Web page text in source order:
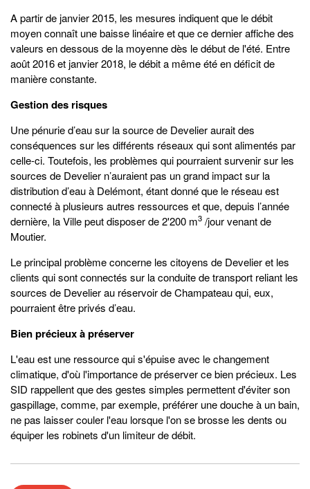
A partir de janvier 2015, les mesures indiquent que le débit
moyen connaît une baisse linéaire et que ce dernier affiche des
valeurs en dessous de la moyenne dès le début de l'été. Entre
août 2016 et janvier 2018, le débit a même été en déficit de
manière constante.
Gestion des risques
Une pénurie d’eau sur la source de Develier aurait des
conséquences sur les différents réseaux qui sont alimentés par
celle-ci. Toutefois, les problèmes qui pourraient survenir sur les
sources de Develier n’auraient pas un grand impact sur la
distribution d’eau à Delémont, étant donné que le réseau est
connecté à plusieurs autres ressources et que, depuis l’année
dernière, la Ville peut disposer de 2'200 m3 /jour venant de
Moutier.
Le principal problème concerne les citoyens de Develier et les
clients qui sont connectés sur la conduite de transport reliant les
sources de Develier au réservoir de Champateau qui, eux,
pourraient être privés d’eau.
Bien précieux à préserver
L'eau est une ressource qui s'épuise avec le changement
climatique, d'où l'importance de préserver ce bien précieux. Les
SID rappellent que des gestes simples permettent d'éviter son
gaspillage, comme, par exemple, préférer une douche à un bain,
ne pas laisser couler l'eau lorsque l'on se brosse les dents ou
équiper les robinets d'un limiteur de débit.